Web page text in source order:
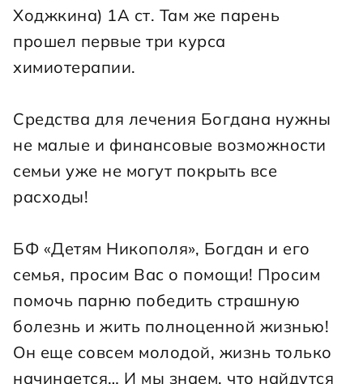
Ходжкина) 1А ст. Там же парень
прошел первые три курса
химиотерапии.
Средства для лечения Богдана нужны
не малые и финансовые возможности
семьи уже не могут покрыть все
расходы!
БФ «Детям Никополя», Богдан и его
семья, просим Вас о помощи! Просим
помочь парню победить страшную
болезнь и жить полноценной жизнью!
Он еще совсем молодой, жизнь только
начинается… И мы знаем, что найдутся